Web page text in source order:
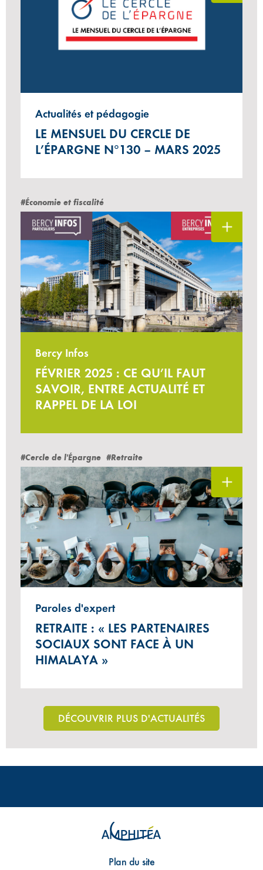
Actualités et pédagogie
LE MENSUEL DU CERCLE DE
L’ÉPARGNE N°130 – MARS 2025
#Économie et fiscalité
Bercy Infos
FÉVRIER 2025 : CE QU’IL FAUT
SAVOIR, ENTRE ACTUALITÉ ET
RAPPEL DE LA LOI
#Cercle de l'Épargne #Retraite
Paroles d'expert
RETRAITE : « LES PARTENAIRES
SOCIAUX SONT FACE À UN
HIMALAYA »
DÉCOUVRIR PLUS D'ACTUALITÉS
Plan du site